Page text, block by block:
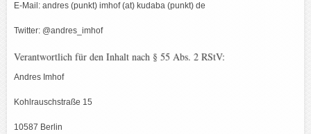
E-Mail: andres (punkt) imhof (at) kudaba (punkt) de
Twitter: @andres_imhof
Verantwortlich für den Inhalt nach § 55 Abs. 2 RStV:
Andres Imhof
Kohlrauschstraße 15
10587 Berlin